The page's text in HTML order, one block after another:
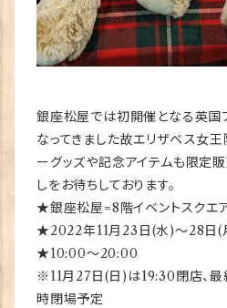
銀座松屋では初開催となる英国
なってきました故エリザベス女
ーグッズや記念アイテムも限定
しをお待ちしております。
★銀座松屋=8階イベントスクエ
★2022年11月23日(水)～28日(
★10:00～20:00
※11月27日(日)は19:30閉店、
時閉場予定